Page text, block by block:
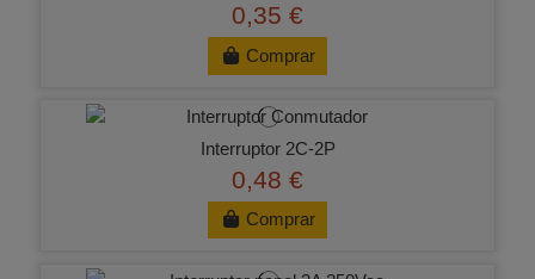
0,35 €
Comprar
Interruptor 2C-2P
0,48 €
Comprar